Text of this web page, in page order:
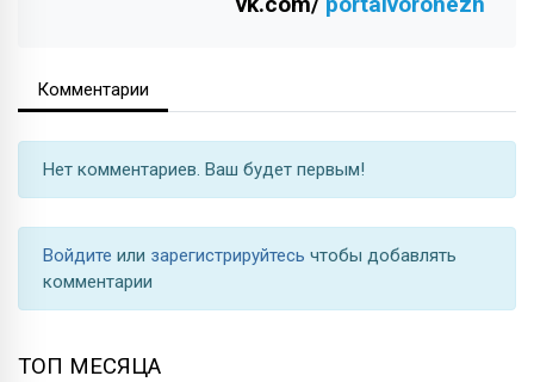
Комментарии
Нет комментариев. Ваш будет первым!
Войдите или зарегистрируйтесь чтобы добавлять
комментарии
ТОП МЕСЯЦА